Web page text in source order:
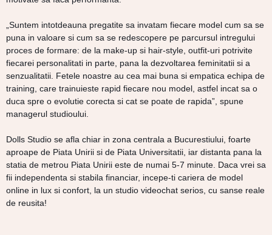
„Suntem intotdeauna pregatite sa invatam fiecare model cum sa se
puna in valoare si cum sa se redescopere pe parcursul intregului
proces de formare: de la make-up si hair-style, outfit-uri potrivite
fiecarei personalitati in parte, pana la dezvoltarea feminitatii si a
senzualitatii. Fetele noastre au cea mai buna si empatica echipa de
training, care trainuieste rapid fiecare nou model, astfel incat sa o
duca spre o evolutie corecta si cat se poate de rapida”, spune
managerul studioului.
Dolls Studio se afla chiar in zona centrala a Bucurestiului, foarte
aproape de Piata Unirii si de Piata Universitatii, iar distanta pana la
statia de metrou Piata Unirii este de numai 5-7 minute. Daca vrei sa
fii independenta si stabila financiar, incepe-ti cariera de model
online in lux si confort, la un studio videochat serios, cu sanse reale
de reusita!